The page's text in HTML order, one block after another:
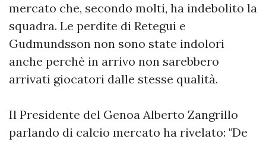
mercato che, secondo molti, ha indebolito la
squadra. Le perdite di Retegui e
Gudmundsson non sono state indolori
anche perchè in arrivo non sarebbero
arrivati giocatori dalle stesse qualità.
Il Presidente del Genoa Alberto Zangrillo
parlando di calcio mercato ha rivelato: "De